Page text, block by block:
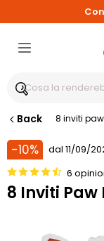
Back 8 inviti
-10%
dal 11/09/
6
8 Inviti